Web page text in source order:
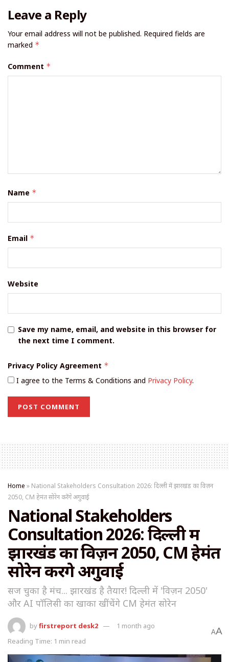
Leave a Reply
Your email address will not be published. Required fields are
marked *
Comment *
Name *
Email *
Website
Save my name, email, and website in this browser for
the next time I comment.
Privacy Policy Agreement *
I agree to the Terms & Conditions and Privacy Policy.
Home » National Stakeholders Consultation 2026: दिल्ली में झारखंड का विज़न
2050, CM हेमंत सोरेन करेंगे अगुवाई
National Stakeholders
Consultation 2026: दिल्ली में
झारखंड का विज़न 2050, CM हेमंत
सोरेन करेंगे अगुवाई
सज चुका है मंच... झारखंड है तैयार! दिल्ली में 'विज़न 2050'
और AI पॉलिसी का खाका खींचेंगे CM हेमंत सोरेन
byfirstreport desk2
1 month ago
Reading Time: 1 min read
AA